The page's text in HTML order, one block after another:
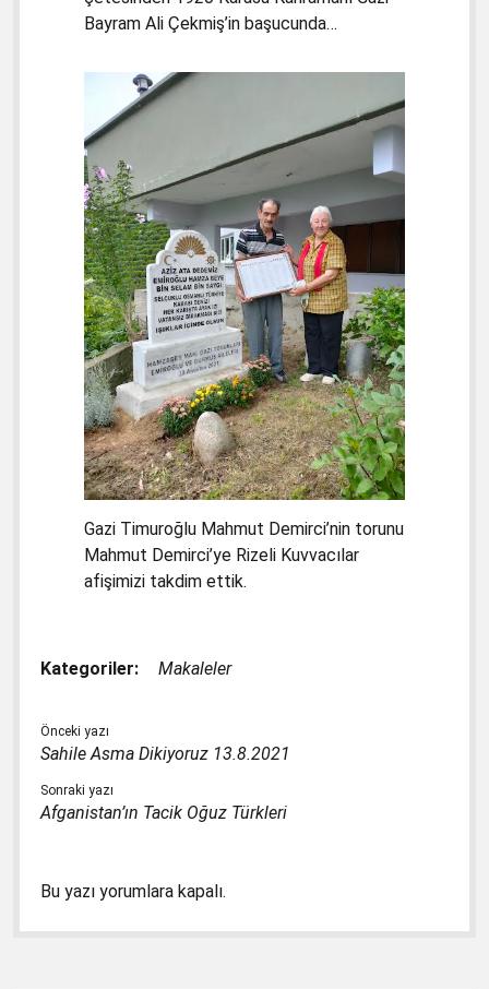
Bayram Ali Çekmiş’in başucunda…
Gazi Timuroğlu Mahmut Demirci’nin torunu
Mahmut Demirci’ye Rizeli Kuvvacılar
afişimizi takdim ettik.
Kategoriler: Makaleler
Önceki yazı
Sahile Asma Dikiyoruz 13.8.2021
Sonraki yazı
Afganistan’ın Tacik Oğuz Türkleri
Bu yazı yorumlara kapalı.